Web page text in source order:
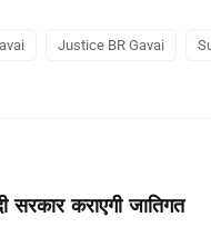
Justice BR Gavai
कराएगी जातिगत